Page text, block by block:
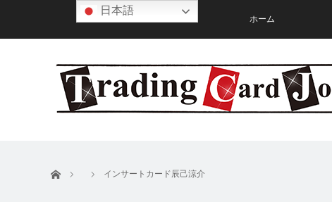
ホーム
ホーム インサートカード辰己涼介
日本語